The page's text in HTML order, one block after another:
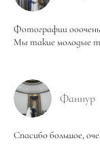
Фотографии ооочень
Мы такие молодые
Фаннур
Спасибо большое,